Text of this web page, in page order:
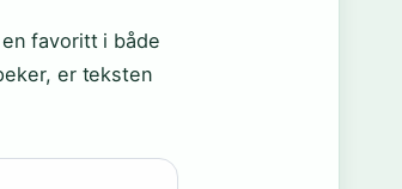
favoritt i både
er teksten